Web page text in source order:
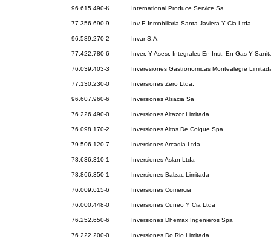
96.615.490-K International Produce Service Sa
77.356.690-9 Inv E Inmobiliaria Santa Javiera Y Cia Ltda
96.589.270-2 Invar S.A.
77.422.780-6 Inver. Y Asesr. Integrales En Inst. En Gas Y
76.039.403-3 Inveresiones Gastronomicas Montealegre
77.130.230-0 Inversiones Zero Ltda.
96.607.960-6 Inversiones Alsacia Sa
76.226.490-0 Inversiones Altazor Limitada
76.098.170-2 Inversiones Altos De Coique Spa
79.506.120-7 Inversiones Arcadia Ltda.
78.636.310-1 Inversiones Aslan Ltda
78.866.350-1 Inversiones Balzac Limitada
76.009.615-6 Inversiones Comercia
76.000.448-0 Inversiones Cuneo Y Cia Ltda
76.252.650-6 Inversiones Dhemax Ingenieros Spa
76.222.200-0 Inversiones Do Rio Limitada